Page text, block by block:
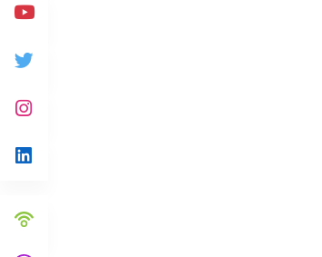
Twitter
Instagram